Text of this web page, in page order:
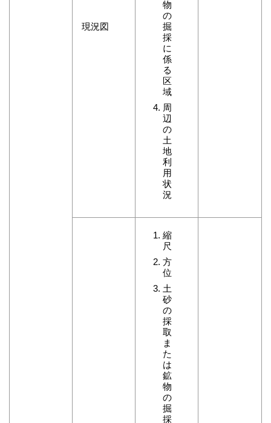
現況図
物
の
掘
採
に
係
る
区
域
周
辺
の
土
地
利
用
状
況
縮
尺
方
位
土
砂
の
採
取
ま
た
は
鉱
物
の
掘
採